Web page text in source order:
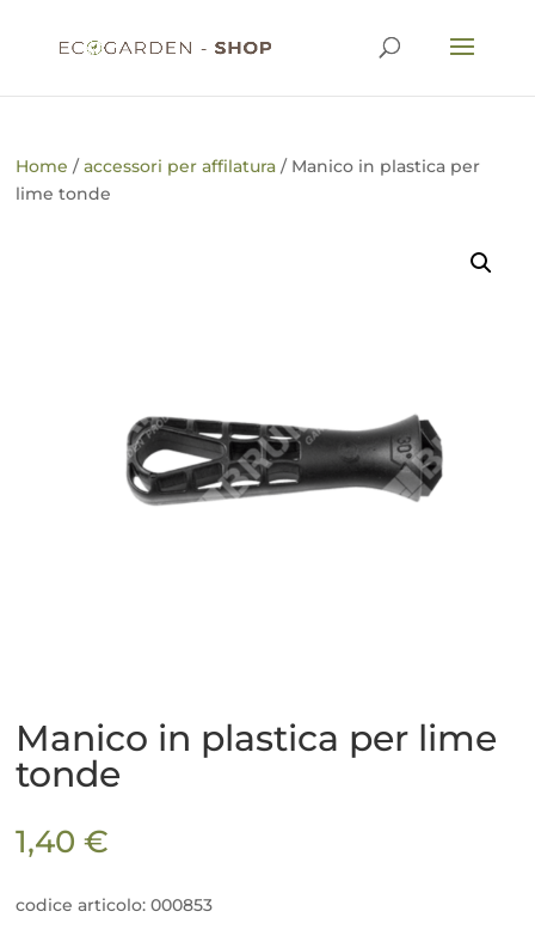
Home /accessori per affilatura / Manico in plastica per
lime tonde
Manico in plastica per lime
tonde
1,40€
codice articolo: 000853